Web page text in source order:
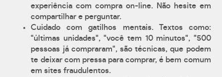
experiência com compra on-line. Não hesite em
compartilhar e perguntar.
Cuidado com gatilhos mentais. Textos como:
"últimas unidades", "você tem 10 minutos", "500
pessoas já compraram", são técnicas, que podem
te deixar com pressa para comprar, é bem comum
em sites fraudulentos.